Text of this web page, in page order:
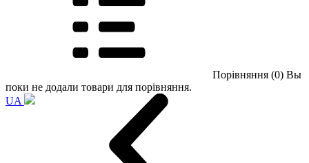
Порівняння (0) Вы
поки не додали товари для порівняння.
UA